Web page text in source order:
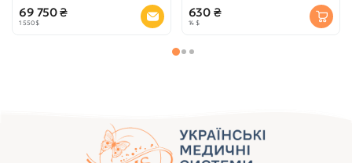
69 750 ₴
1 550 $
630 ₴
14 $